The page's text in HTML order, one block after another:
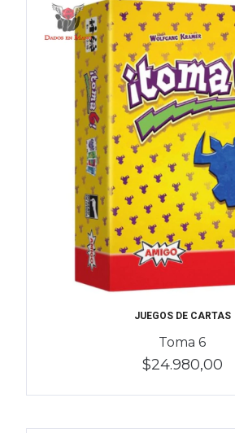
JUEGOS DE CARTAS
Toma 6
$24.980,00